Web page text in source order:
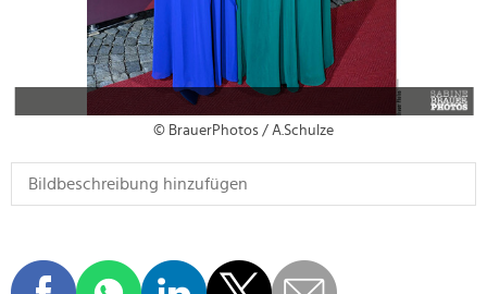
© BrauerPhotos / A.Schulze